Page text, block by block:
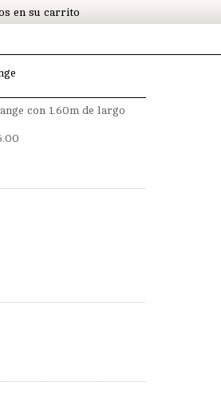
en su carrito
con 1.60m de largo